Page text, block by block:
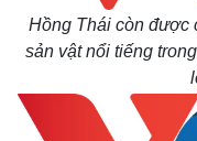
Hồng Thái còn được
sản vật nổi tiếng